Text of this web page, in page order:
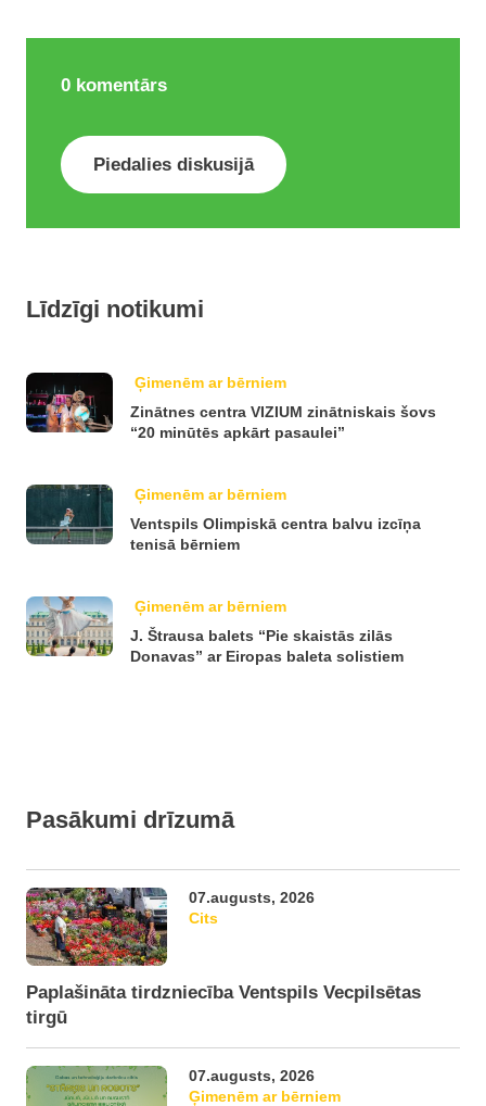
0 komentārs
Piedalies diskusijā
Līdzīgi notikumi
Ģimenēm ar bērniem
Zinātnes centra VIZIUM zinātniskais šovs
“20 minūtēs apkārt pasaulei”
Ģimenēm ar bērniem
Ventspils Olimpiskā centra balvu izcīņa
tenisā bērniem
Ģimenēm ar bērniem
J. Štrausa balets “Pie skaistās zilās
Donavas” ar Eiropas baleta solistiem
Pasākumi drīzumā
07.augusts, 2026
Cits
Paplašināta tirdzniecība Ventspils Vecpilsētas
tirgū
07.augusts, 2026
Ģimenēm ar bērniem